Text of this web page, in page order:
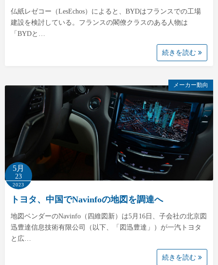
仏紙レゼコー（LesEchos）によると、BYDはフランスでの工場
建設を検討している。フランスの閣僚クラスのある人物は
「BYDと…
続きを読む
メーカー動向
5月
23
2023
トヨタ、中国でNavinfoの地図を調達へ
地図ベンダーのNavinfo（四維図新）は5月16日、子会社の北京図
迅豊達信息技術有限公司（以下、「図迅豊達」）が一汽トヨタ
と広…
続きを読む